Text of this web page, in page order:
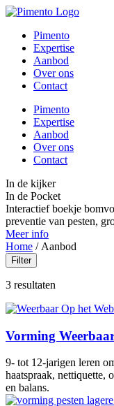
Pimento
Pimento
Expertise
Aanbod
Over ons
Contact
Pimento
Expertise
Aanbod
Over ons
Contact
In de kijker
In de Pocket
Interactief boekje
preventie van pesten,
Meer info
Home / Aanbod
Filter
3 resultaten
Vorming
9- tot 12-jarigen leren
haatspraak, nettiquette,
en balans.